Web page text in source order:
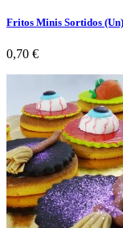
Fritos Minis Sortidos (Un)
Preço
0,70 €